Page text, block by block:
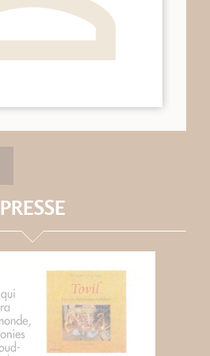
PRESSE